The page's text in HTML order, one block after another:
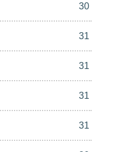
30
31
31
31
31